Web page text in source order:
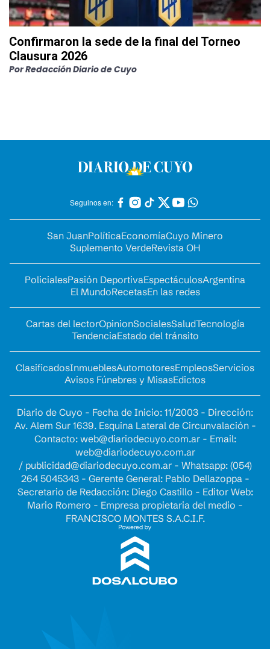
Confirmaron la sede de la final del Torneo
Clausura 2026
PorRedacción Diario de Cuyo
Seguinos en:
San JuanPolíticaEconomíaCuyo Minero
Suplemento VerdeRevista OH
PolicialesPasión DeportivaEspectáculosArgentina
El MundoRecetasEn las redes
Cartas del lectorOpinionSocialesSaludTecnología
TendenciaEstado del tránsito
ClasificadosInmueblesAutomotoresEmpleosServicios
Avisos Fúnebres y MisasEdictos
Diario de Cuyo - Fecha de Inicio: 11/2003 - Dirección:
Av. Alem Sur 1639. Esquina Lateral de Circunvalación -
Contacto: web@diariodecuyo.com.ar- Email:
web@diariodecuyo.com.ar
/ publicidad@diariodecuyo.com.ar- Whatsapp: (054)
264 5045343 - Gerente General: Pablo Dellazoppa -
Secretario de Redacción: Diego Castillo - Editor Web:
Mario Romero - Empresa propietaria del medio -
FRANCISCO MONTES S.A.C.I.F.